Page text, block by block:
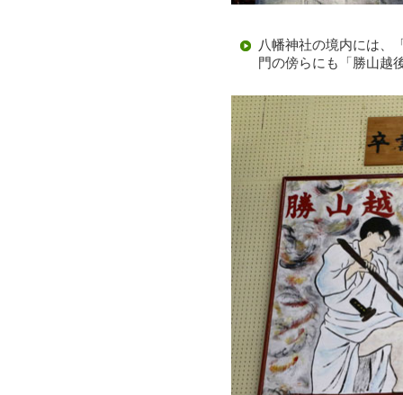
八幡神社の境内には、
門の傍らにも「勝山越